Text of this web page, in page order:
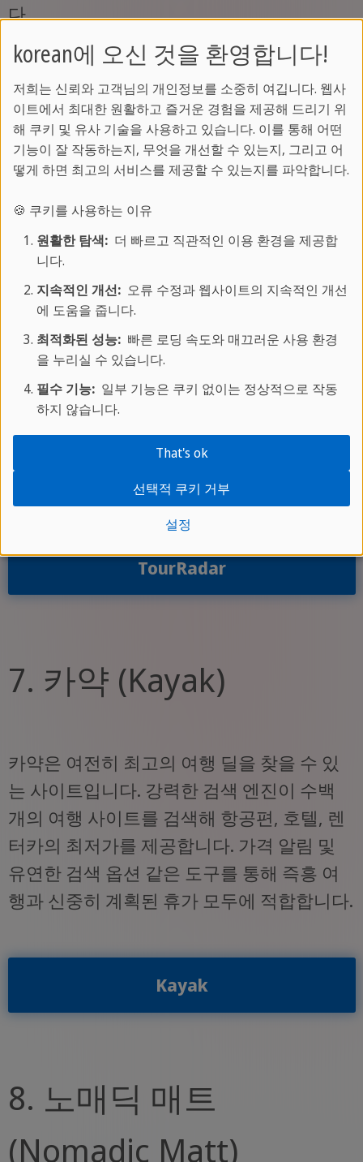
다.
CouchSurfing
6. 투어레이더
(TourRadar)
오래된 라운드 더 월드 투어를 대체하는 투어
레이더는 전 세계 다양한 목적지로의 다일 투
어를 제공합니다. 사파리, 문화 투어, 모험 여
색할 수 있으며, 신뢰할 수 있는 운영자가 큐
레이션한 최고의 투어를 찾을 수 있습니다.
TourRadar
7. 카약 (Kayak)
카약은 여전히 최고의 여행 딜을 찾을 수 있
는 사이트입니다. 강력한 검색 엔진이 수백
개의 여행 사이트를 검색해 항공편, 호텔, 렌
터카의 최저가를 제공합니다. 가격 알림 및
유연한 검색 옵션 같은 도구를 통해 즉흥 여
행과 신중히 계획된 휴가 모두에 적합합니다.
Kayak
8. 노매딕 매트
(Nomadic Matt)
korean에 오신 것을 환영합니다!
저희는 신뢰와 고객님의 개인정보를 소중히 여깁니다. 웹사
이트에서 최대한 원활하고 즐거운 경험을 제공해 드리기 위
해 쿠키 및 유사 기술을 사용하고 있습니다. 이를 통해 어떤
기능이 잘 작동하는지, 무엇을 개선할 수 있는지, 그리고 어
떻게 하면 최고의 서비스를 제공할 수 있는지를 파악합니다.
🍪 쿠키를 사용하는 이유
원활한 탐색:더 빠르고 직관적인 이용 환경을 제공합
니다.
지속적인 개선:오류 수정과 웹사이트의 지속적인 개선
에 도움을 줍니다.
최적화된 성능:빠른 로딩 속도와 매끄러운 사용 환경
을 누리실 수 있습니다.
필수 기능:일부 기능은 쿠키 없이는 정상적으로 작동
하지 않습니다.
설정
선택적 쿠키 거부
That's ok